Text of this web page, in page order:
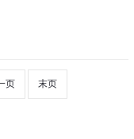
页 末页